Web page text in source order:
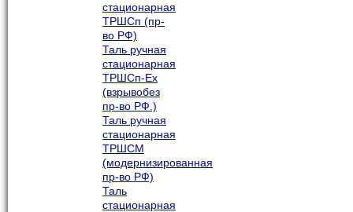
стационарная
ТРШСп (пр-
во РФ)
Таль ручная
стационарная
ТРШСп-Ех
(взрывобез
пр-во РФ.)
Таль ручная
стационарная
ТРШСМ
(модернизированная
пр-во РФ)
Таль
стационарная